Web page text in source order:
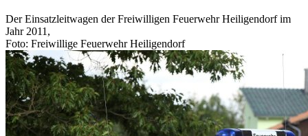
Der Einsatzleitwagen der Freiwilligen Feuerwehr Heiligendorf im
Jahr 2011,
Foto: Freiwillige Feuerwehr Heiligendorf